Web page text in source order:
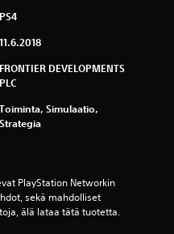
d
ä
(
PS4
11.6.2018
FRONTIER DEVELOPMENTS
PLC
Toiminta, Simulaatio,
Strategia
PlayStation Networkin
sekä mahdolliset
älä lataa tätä tuotetta.